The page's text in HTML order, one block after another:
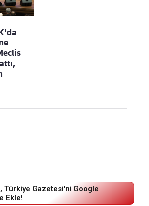
Türkiye Gazetesi'ni Google
Ekle!